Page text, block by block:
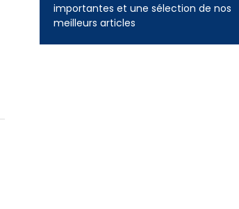
Inscrivez-vous à la newsletter de CNI et
recevez par email les infos les plus